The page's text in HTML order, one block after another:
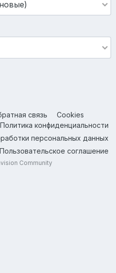
связь
Cookies
Политика конфиденциальности
персональных данных
Пользовательское соглашение
Community